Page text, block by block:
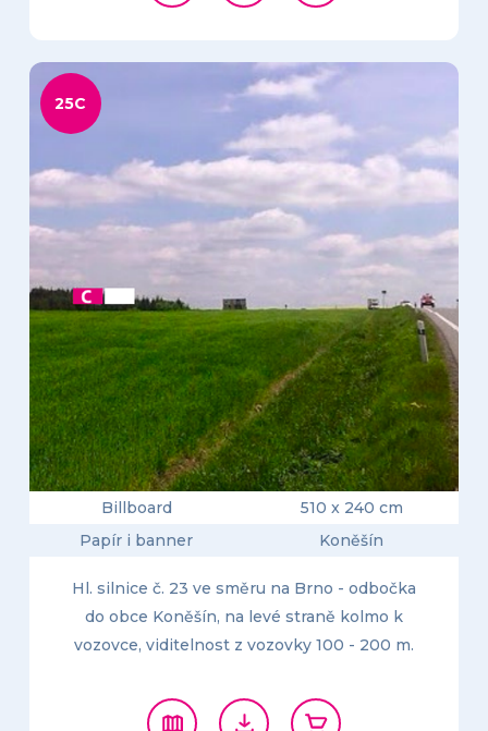
25C
Billboard
510 x 240 cm
Papír i banner
Koněšín
Hl. silnice č. 23 ve směru na Brno - odbočka
do obce Koněšín, na levé straně kolmo k
vozovce, viditelnost z vozovky 100 - 200 m.